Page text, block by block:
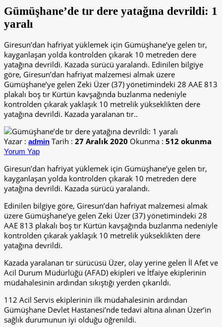
Gümüşhane’de tır dere yatağına devrildi: 1
yaralı
Giresun’dan hafriyat yüklemek için Gümüşhane’ye gelen tır,
kayganlaşan yolda kontrolden çıkarak 10 metreden dere
yatağına devrildi. Kazada sürücü yaralandı. Edinilen bilgiye
göre, Giresun’dan hafriyat malzemesi almak üzere
Gümüşhane’ye gelen Zeki Üzer (37) yönetimindeki 28 AAE 813
plakalı boş tır Kürtün kavşağında buzlanma nedeniyle
kontrolden çıkarak yaklaşık 10 metrelik yükseklikten dere
yatağına devrildi. Kazada yaralanan tır..
Yazar : admin Tarih : 27 Aralık 2020 Okunma : 512 okunma
Yorum Yap
Giresun’dan hafriyat yüklemek için Gümüşhane’ye gelen tır,
kayganlaşan yolda kontrolden çıkarak 10 metreden dere
yatağına devrildi. Kazada sürücü yaralandı.
Edinilen bilgiye göre, Giresun’dan hafriyat malzemesi almak
üzere Gümüşhane’ye gelen Zeki Üzer (37) yönetimindeki 28
AAE 813 plakalı boş tır Kürtün kavşağında buzlanma nedeniyle
kontrolden çıkarak yaklaşık 10 metrelik yükseklikten dere
yatağına devrildi.
Kazada yaralanan tır sürücüsü Üzer, olay yerine gelen İl Afet ve
Acil Durum Müdürlüğü (AFAD) ekipleri ve İtfaiye ekiplerinin
müdahalesinin ardından sıkıştığı yerden çıkarıldı.
112 Acil Servis ekiplerinin ilk müdahalesinin ardından
Gümüşhane Devlet Hastanesi’nde tedavi altına alınan Üzer’in
sağlık durumunun iyi olduğu öğrenildi.